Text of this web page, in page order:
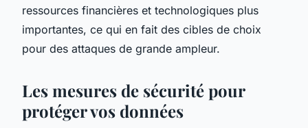
ressources financières et technologiques plus
importantes, ce qui en fait des cibles de choix
pour des attaques de grande ampleur.
Les mesures de sécurité pour
protéger vos données